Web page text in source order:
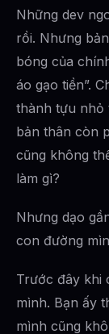
Những dev
rồi. Nhưng
bóng của
áo gạo tiền”.
thành tựu nhỏ
bản thân còn
cũng không
làm gì?
Nhưng dạo
con đường
Trước đây khi
mình. Bạn ấy
mình cũng